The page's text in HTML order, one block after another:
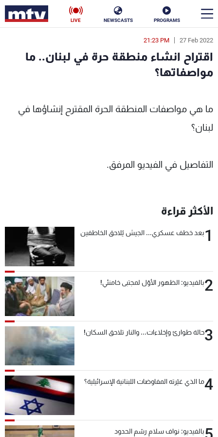
PROGRAMS
NEWSCASTS
LIVE
27 Feb 2022
21:23 PM
اقتراح انشاء منطقة حرة في لبنان.. ما
مواصفاتها؟
ما هي مواصفات المنطقة الحرة المقترح إنشاؤها في
لبنان؟
التفاصيل في الفيديو المرفق.
الأكثر قراءة
1بعد خطف عسكري... الجيش يُلاحق الخاطفين
2بالفيديو: الظهور الأوّل لمجتبى خامنئي!
3حالة طوارئ وإخلاءات... والنار تلاحق السكان!
4ما الذي غيّرته المفاوضات اللبنانية الإسرائيلية؟
بالفيديو: نواف سلام رسّم الحدود
en
الأخبار
إقتصاد فن
منوعات
البرامج
جدول البرامج
شاهد البرامج
الترددات
عن MTV
الإنـتـاج
وظائف
تواصل معنا
شروط الإسـتخدام
سياسة الخصوصية